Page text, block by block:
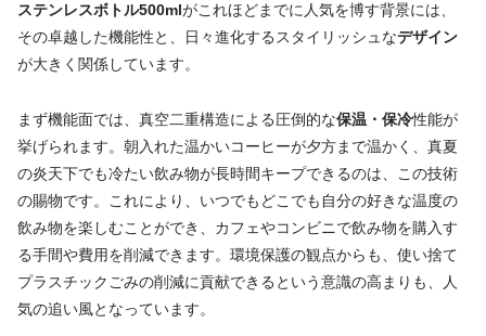
ステンレスボトル500mlがこれほどまでに人気を博す背景には、
その卓越した機能性と、日々進化するスタイリッシュなデザイン
が大きく関係しています。
まず機能面では、真空二重構造による圧倒的な保温・保冷性能が
挙げられます。朝入れた温かいコーヒーが夕方まで温かく、真夏
の炎天下でも冷たい飲み物が長時間キープできるのは、この技術
の賜物です。これにより、いつでもどこでも自分の好きな温度の
飲み物を楽しむことができ、カフェやコンビニで飲み物を購入す
る手間や費用を削減できます。環境保護の観点からも、使い捨て
プラスチックごみの削減に貢献できるという意識の高まりも、人
気の追い風となっています。